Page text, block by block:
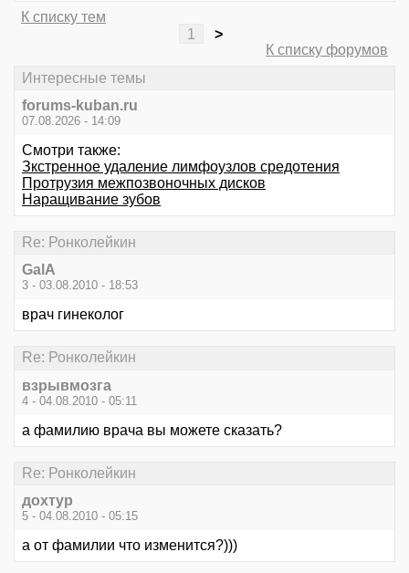
К списку тем
1
>
К списку форумов
Интересные темы
forums-kuban.ru
07.08.2026 - 14:09
Смотри также:
Зкстренное удаление лимфоузлов средотения
Протрузия межпозвоночных дисков
Наращивание зубов
Re: Ронколейкин
GalA
3 - 03.08.2010 - 18:53
врач гинеколог
Re: Ронколейкин
взрывмозга
4 - 04.08.2010 - 05:11
а фамилию врача вы можете сказать?
Re: Ронколейкин
дохтур
5 - 04.08.2010 - 05:15
а от фамилии что изменится?)))